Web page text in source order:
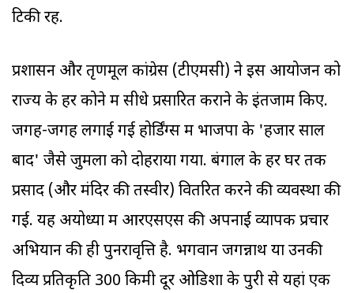
टिकी रहें.
प्रशासन और तृणमूल कांग्रेस (टीएमसी) ने इस आयोजन को
राज्य के हर कोने में सीधे प्रसारित कराने के इंतजाम किए.
जगह-जगह लगाई गई होर्डिंग्स में भाजपा के 'हजार साल
बाद' जैसे जुमलों को दोहराया गया. बंगाल के हर घर तक
प्रसाद (और मंदिर की तस्वीरें) वितरित करने की व्यवस्था की
गई. यह अयोध्या में आरएसएस की अपनाई व्यापक प्रचार
अभियान की ही पुनरावृत्ति है. भगवान जगन्नाथ या उनकी
दिव्य प्रतिकृति 300 किमी दूर ओडिशा के पुरी से यहां एक